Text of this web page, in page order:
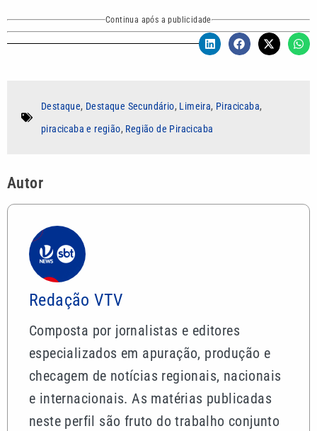
Continua após a publicidade
Destaque, Destaque Secundário, Limeira, Piracicaba,
piracicaba e região, Região de Piracicaba
Autor
Redação VTV
Composta por jornalistas e editores
especializados em apuração, produção e
checagem de notícias regionais, nacionais
e internacionais. As matérias publicadas
neste perfil são fruto do trabalho conjunto